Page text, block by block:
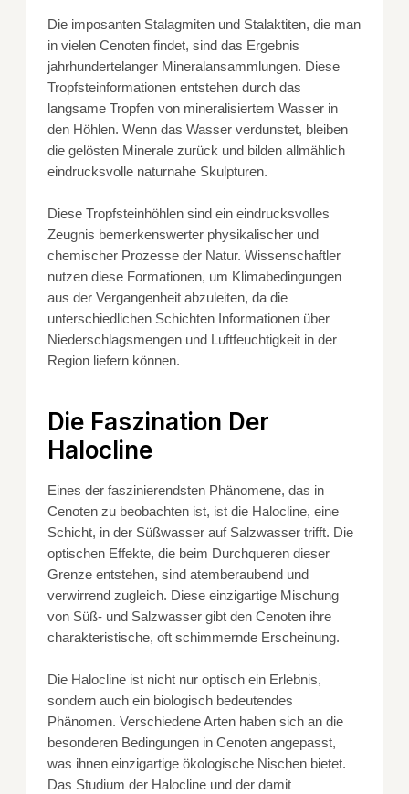
Die imposanten Stalagmiten und Stalaktiten, die man
in vielen Cenoten findet, sind das Ergebnis
jahrhundertelanger Mineralansammlungen. Diese
Tropfsteinformationen entstehen durch das
langsame Tropfen von mineralisiertem Wasser in
den Höhlen. Wenn das Wasser verdunstet, bleiben
die gelösten Minerale zurück und bilden allmählich
eindrucksvolle naturnahe Skulpturen.
Diese Tropfsteinhöhlen sind ein eindrucksvolles
Zeugnis bemerkenswerter physikalischer und
chemischer Prozesse der Natur. Wissenschaftler
nutzen diese Formationen, um Klimabedingungen
aus der Vergangenheit abzuleiten, da die
unterschiedlichen Schichten Informationen über
Niederschlagsmengen und Luftfeuchtigkeit in der
Region liefern können.
Die Faszination Der
Halocline
Eines der faszinierendsten Phänomene, das in
Cenoten zu beobachten ist, ist die Halocline, eine
Schicht, in der Süßwasser auf Salzwasser trifft. Die
optischen Effekte, die beim Durchqueren dieser
Grenze entstehen, sind atemberaubend und
verwirrend zugleich. Diese einzigartige Mischung
von Süß- und Salzwasser gibt den Cenoten ihre
charakteristische, oft schimmernde Erscheinung.
Die Halocline ist nicht nur optisch ein Erlebnis,
sondern auch ein biologisch bedeutendes
Phänomen. Verschiedene Arten haben sich an die
besonderen Bedingungen in Cenoten angepasst,
was ihnen einzigartige ökologische Nischen bietet.
Das Studium der Halocline und der damit